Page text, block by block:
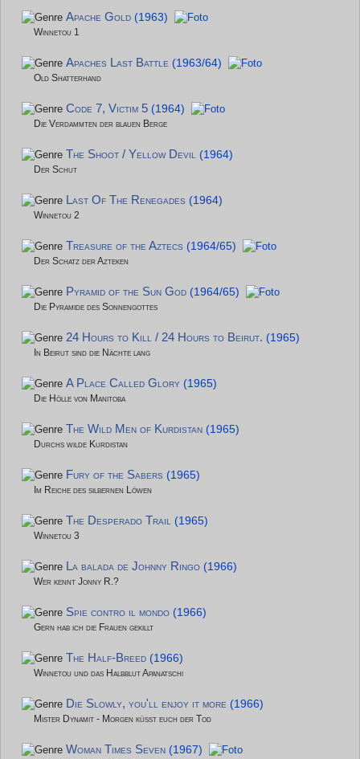
Apache Gold (1963)
Winnetou 1
Apaches Last Battle (1963/64)
Old Shatterhand
Code 7, Victim 5 (1964)
Die Verdammten der blauen Berge
The Shoot / Yellow Devil (1964)
Der Schut
Last Of The Renegades (1964)
Winnetou 2
Treasure of the Aztecs (1964/65)
Der Schatz der Azteken
Pyramid of the Sun God (1964/65)
Die Pyramide des Sonnengottes
24 Hours to Kill / 24 Hours to Beirut. (1965)
In Beirut sind die Nächte lang
A Place Called Glory (1965)
Die Hölle von Manitoba
The Wild Men of Kurdistan (1965)
Durchs wilde Kurdistan
Fury of the Sabers (1965)
Im Reiche des silbernen Löwen
The Desperado Trail (1965)
Winnetou 3
La balada de Johnny Ringo (1966)
Wer kennt Jonny R.?
Spie contro il mondo (1966)
Gern hab ich die Frauen gekillt
The Half-Breed (1966)
Winnetou und das Halbblut Apanatschi
Die Slowly, you'll enjoy it more (1966)
Mister Dynamit - Morgen küsst euch der Tod
Woman Times Seven (1967)